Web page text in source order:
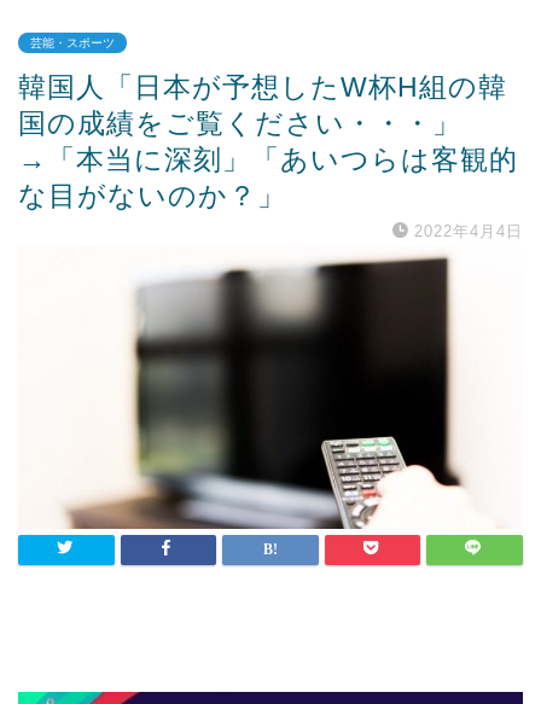
Powered by livedoor 相互RSS
芸能・スポーツ
韓国人「日本が予想したW杯H組の韓
国の成績をご覧ください・・・」
→「本当に深刻」「あいつらは客観的
な目がないのか？」
2022年4月4日